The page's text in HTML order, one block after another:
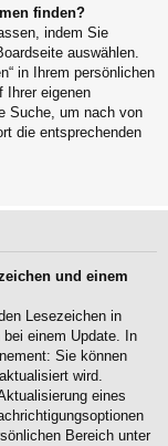
finden?
indem Sie
auswählen.
in Ihrem persönlichen
Ihrer eigenen
Suche, um nach von
die entsprechenden
und einem
Lesezeichen in
einem Update. In
Sie können
wird.
eines
Bereich unter